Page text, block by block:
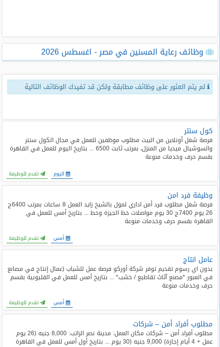
تصفح
الوظائف
وظائف
اليوم
السعودية
اليوم
وظائف
مصر
وظائف
حكومية
المدونة
وظائف رعاية المسنين في مصر - اغسطس 2026
لم يتم العثور على وظائف مطابقة ولكن قد تفيدك الوظائف التالية
كول سنتر
فرصة شغل أونلاين من البيت مطلوب موظفين للعمل في مجال الكول سنتر
والسوشيال ميديا من المنزل، بمرتب ثابت 6500 ... بتاريخ اليوم للعمل في القاهرة
بقسم حرف وخدمات منوعة
اليوم تقدم للوظيفة
وظيفة فرد امن
فرصة شغل مطلوب فرد أمن اداري لمول بالشيخ زايد العمل 8 ساعات بمرتب 6400ج
26 يوم 7400ج 30 يوم مواصلات خط الجيزة وخط ... بتاريخ أمس للعمل في
القاهرة بقسم حرف وخدمات منوعة
أمس تقدم للوظيفة
عامل انتاج
بدون اي رسوم تقديم توفر شركة أوركو فرصة عمل للشباب (عمال إنتاج في مصانع
في العبور *مصنع آثاث تقاطيع / خشب* ... بتاريخ أمس للعمل في القليوبية بقسم
حرف وخدمات منوعة
أمس تقدم للوظيفة
مطلوب أفراد أمن – شركات
مطلوب أفراد أمن – شركات مكان العمل: مدينة نصر الراتب: 8,000 جنيه (26 يوم
عمل + 4 أيام إجازة) 9,000 جنيه (30 يوم ... بتاريخ أول أمس للعمل في القاهرة